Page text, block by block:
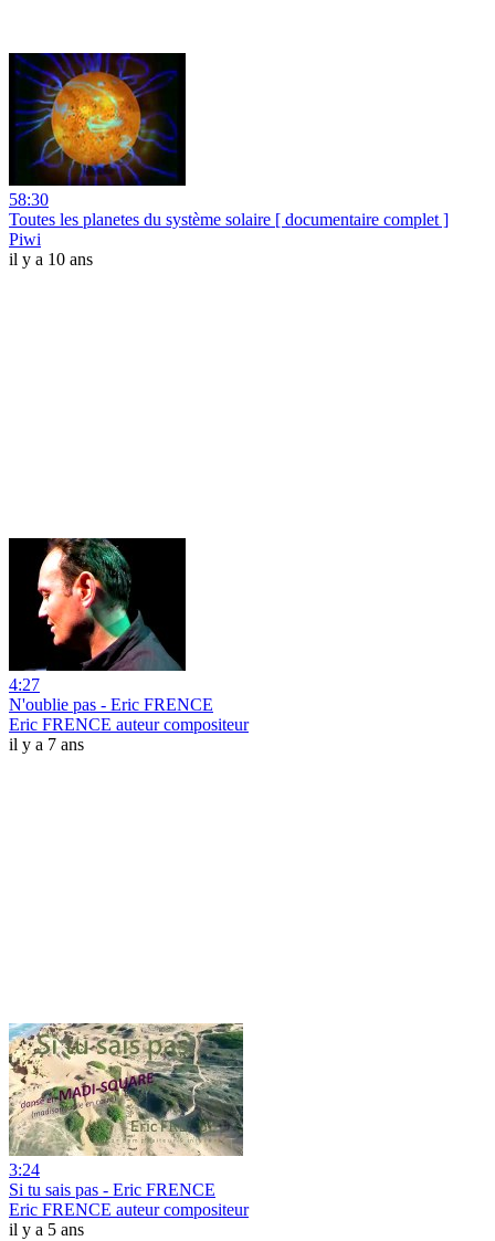
58:30
Toutes les planetes du système solaire [ documentaire complet ]
Piwi
il y a 10 ans
4:27
N'oublie pas - Eric FRENCE
Eric FRENCE auteur compositeur
il y a 7 ans
3:24
Si tu sais pas - Eric FRENCE
Eric FRENCE auteur compositeur
il y a 5 ans